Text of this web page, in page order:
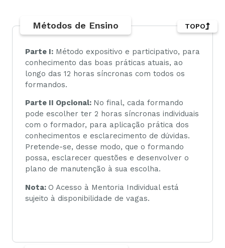
Métodos de Ensino
Parte I: Método expositivo e participativo, para
conhecimento das boas práticas atuais, ao
longo das 12 horas síncronas com todos os
formandos.
Parte II Opcional: No final, cada formando
pode escolher ter 2 horas síncronas individuais
com o formador, para aplicação prática dos
conhecimentos e esclarecimento de dúvidas.
Pretende-se, desse modo, que o formando
possa, esclarecer questões e desenvolver o
plano de manutenção à sua escolha.
Nota: O Acesso à Mentoria Individual está
sujeito à disponibilidade de vagas.
TOPO